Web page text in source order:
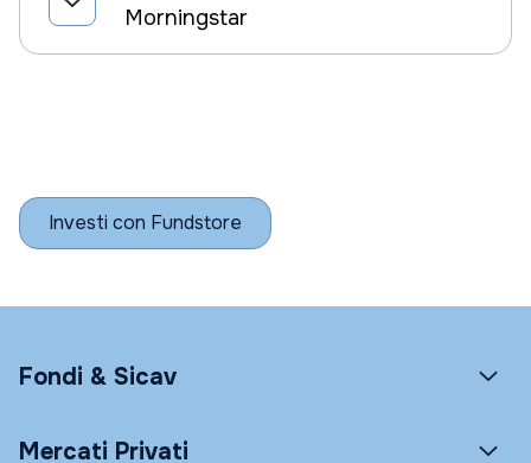
Morningstar
Investi con Fundstore
Fondi & Sicav
Mercati Privati